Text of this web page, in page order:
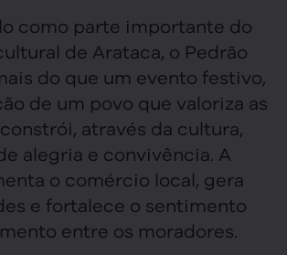
como parte importante do
de Arataca, o Pedrão
do que um evento festivo,
de um povo que valoriza as
através da cultura,
alegria e convivência. A
o comércio local, gera
e fortalece o sentimento
entre os moradores.